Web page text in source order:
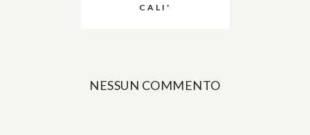
CALI'
NESSUN COMMENTO